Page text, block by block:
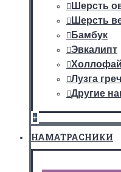
Шерсть
Шерсть
Бамбук
Эвкалипт
Лузга
Другие
+
НАМАТРАСНИКИ